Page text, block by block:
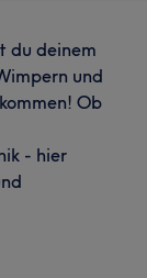
du deinem
und
Ob
- hier